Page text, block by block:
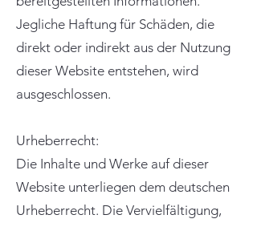
Jegliche Haftung für Schäden, die
direkt oder indirekt aus der Nutzung
dieser Website entstehen, wird
ausgeschlossen.
Urheberrecht:
Die Inhalte und Werke auf dieser
Website unterliegen dem deutschen
Urheberrecht. Die Vervielfältigung,